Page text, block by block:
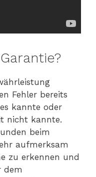
Fehler bereits
kannte oder
nicht kannte.
beim
aufmerksam
zu erkennen und
dem